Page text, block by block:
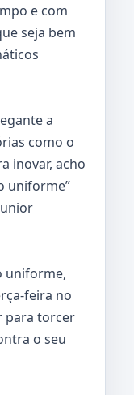
e com
seja bem
a
como o
inovar, acho
uniforme”
uniforme,
feira no
para torcer
o seu